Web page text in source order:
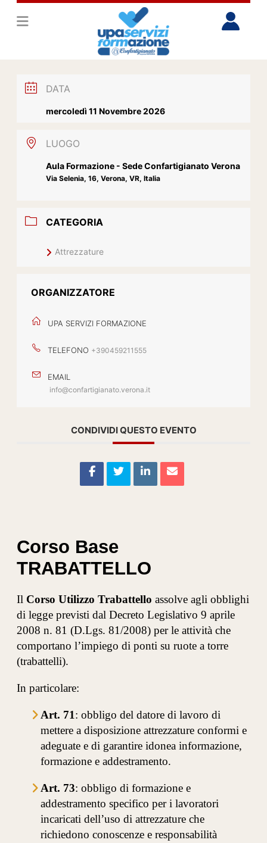
DATA
mercoledì 11 Novembre 2026
LUOGO
Aula Formazione - Sede Confartigianato Verona
Via Selenia, 16, Verona, VR, Italia
CATEGORIA
Attrezzature
ORGANIZZATORE
UPA SERVIZI FORMAZIONE
TELEFONO +390459211555
EMAIL
info@confartigianato.verona.it
CONDIVIDI QUESTO EVENTO
Corso Base
TRABATTELLO
Il Corso Utilizzo Trabattello assolve agli obblighi
di legge previsti dalDecreto Legislativo 9 aprile
2008 n. 81 (D.Lgs. 81/2008) per le attività che
comportano l’impiego di ponti su ruote a torre
(trabattelli).
In particolare:
Art. 71: obbligo del datore di lavoro di
mettere a disposizione attrezzature conformi e
adeguate e di garantire idonea informazione,
formazione e addestramento.
Art. 73: obbligo di formazione e
addestramento specifico per i lavoratori
incaricati dell’uso di attrezzature che
richiedono conoscenze e responsabilità